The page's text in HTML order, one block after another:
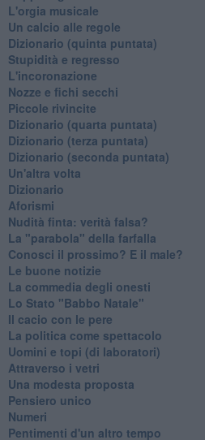
L'orgia musicale
Un calcio alle regole
Dizionario (quinta puntata)
Stupidità e regresso
L'incoronazione
Nozze e fichi secchi
Piccole rivincite
​Dizionario (quarta puntata)
​Dizionario (terza puntata)
​Dizionario (seconda puntata)
Un'altra volta
Dizionario
Aforismi
Nudità finta: verità falsa?
La "parabola" della farfalla
Conosci il prossimo? E il male?
Le buone notizie
La commedia degli onesti
Lo Stato "Babbo Natale"
Il cacio con le pere
La politica come spettacolo
Uomini e topi (di laboratori)
Attraverso i vetri
Una modesta proposta
Pensiero unico
Numeri
Pentimenti d'un altro tempo